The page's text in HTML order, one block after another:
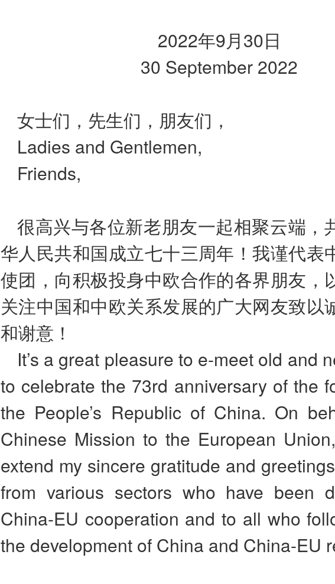
2022年9月30日
30 September 2022
女士们，先生们，朋友们，
Ladies and Gentlemen,
Friends,
很高兴与各位新老朋友一起相聚云端，
华人民共和国成立七十三周年！我谨代表
使团，向积极投身中欧合作的各界朋友，
关注中国和中欧关系发展的广大网友致以
和谢意！
It’s a great pleasure to e-meet old and
to celebrate the 73rd anniversary of the
the People’s Republic of China. On
Chinese Mission to the European
extend my sincere gratitude and
from various sectors who have been
China-EU cooperation and to all who
the development of China and China-EU